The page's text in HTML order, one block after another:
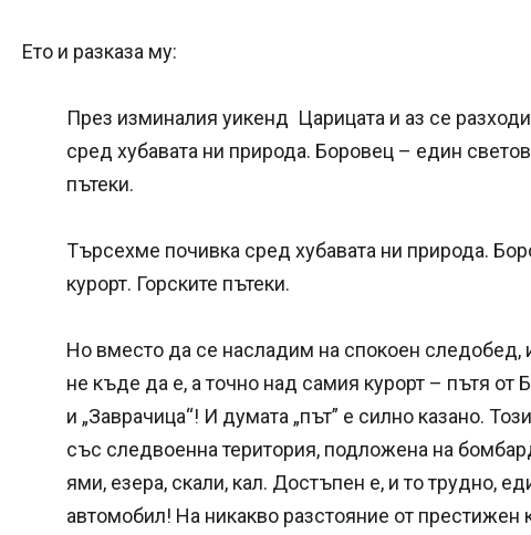
Ето и разказа му:
През изминалия уикенд Царицата и аз се
сред хубавата ни природа. Боровец – един
пътеки.
Търсехме почивка сред хубавата ни природа.
курорт. Горските пътеки.
Но вместо да се насладим на спокоен
не къде да е, а точно над самия курорт – пътя от
и „Заврачица“! И думата „път” е силно казано.
със следвоенна територия, подложена на
ями, езера, скали, кал. Достъпен е, и то трудно,
автомобил! На никакво разстояние от престижен